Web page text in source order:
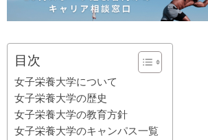
目次
女子栄養大学について
女子栄養大学の歴史
女子栄養大学の教育方針
女子栄養大学のキャンパス一覧